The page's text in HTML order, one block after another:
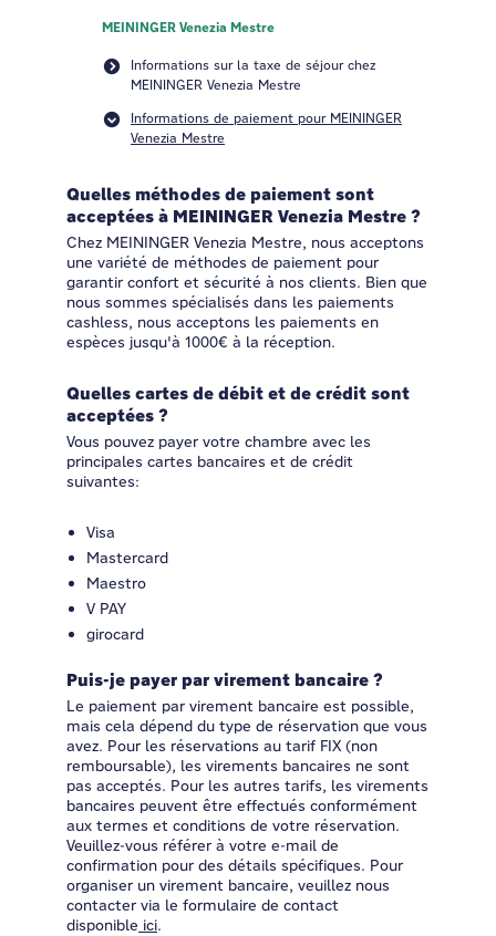
MEININGER Venezia Mestre
Informations sur la taxe de séjour chez
MEININGER Venezia Mestre
Informations de paiement pour MEININGER
Venezia Mestre
Quelles méthodes de paiement sont
acceptées à MEININGER Venezia Mestre ?
Chez MEININGER Venezia Mestre, nous acceptons
une variété de méthodes de paiement pour
garantir confort et sécurité à nos clients. Bien que
nous sommes spécialisés dans les paiements
cashless, nous acceptons les paiements en
espèces jusqu'à 1000€ à la réception.
Quelles cartes de débit et de crédit sont
acceptées ?
Vous pouvez payer votre chambre avec les
principales cartes bancaires et de crédit
suivantes:
Visa
Mastercard
Maestro
V PAY
girocard
Puis-je payer par virement bancaire ?
Le paiement par virement bancaire est possible,
mais cela dépend du type de réservation que vous
avez. Pour les réservations au tarif FIX (non
remboursable), les virements bancaires ne sont
pas acceptés. Pour les autres tarifs, les virements
bancaires peuvent être effectués conformément
aux termes et conditions de votre réservation.
Veuillez-vous référer à votre e-mail de
confirmation pour des détails spécifiques. Pour
organiser un virement bancaire, veuillez nous
contacter via le formulaire de contact
disponible ici.